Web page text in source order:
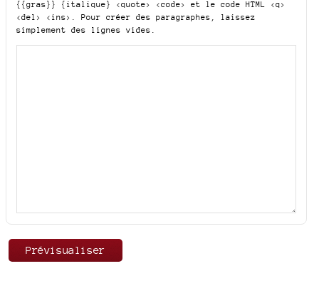
{{gras}} {italique} <quote> <code>
et le code HTML <q>
<del> <ins> . Pour créer des paragraphes, laissez
simplement des lignes vides.